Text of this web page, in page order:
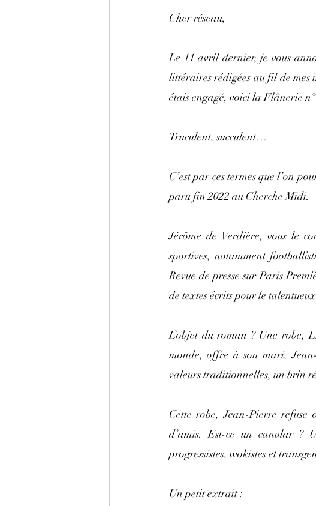
Cher réseau,
Le 11 avril dernier, je vous
littéraires rédigées au fil de mes
étais engagé, voici la Flânerie
Truculent, succulent…
C’est par ces termes que l’on
paru fin 2022 au Cherche Midi.
Jérôme de Verdière, vous le
sportives, notamment
Revue de presse sur Paris
de textes écrits pour le
L’objet du roman ? Une robe,
monde, offre à son mari,
valeurs traditionnelles, un brin
Cette robe, Jean-Pierre refuse
d’amis. Est-ce un canular ?
progressistes, wokistes et
Un petit extrait :